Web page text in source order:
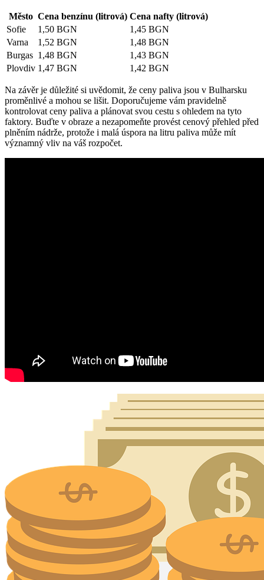
Město Cena benzínu (litrová) Cena nafty (litrová)
Sofie
1,50 BGN
1,45 BGN
Varna
1,52 BGN
1,48 BGN
Burgas 1,48 BGN
1,43 BGN
Plovdiv 1,47 BGN 1,42 BGN
Na závěr je důležité si uvědomit, že ceny paliva jsou v Bulharsku
proměnlivé a mohou se lišit. Doporučujeme vám pravidelně
kontrolovat ceny paliva a plánovat svou cestu s ohledem na tyto
faktory. Buďte v obraze a nezapomeňte provést cenový přehled před
plněním nádrže, protože i malá úspora na litru paliva může mít
významný vliv na váš rozpočet.